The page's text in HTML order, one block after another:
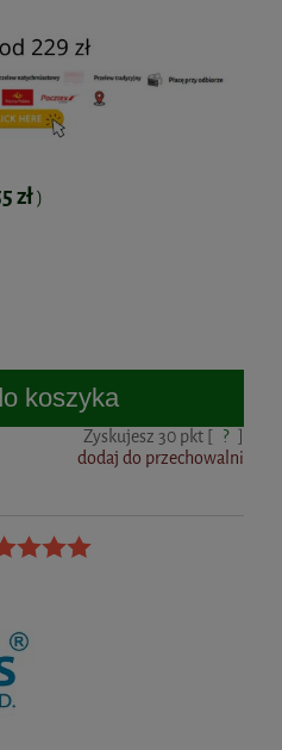
zł)
koszyka
Zyskujesz 30pkt [ ? ]
dodaj do przechowalni